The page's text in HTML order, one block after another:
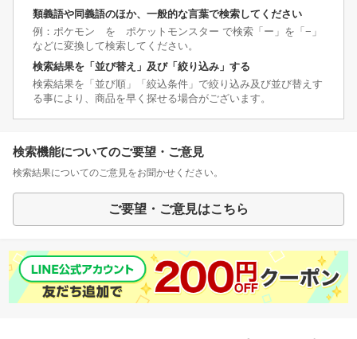
類義語や同義語のほか、一般的な言葉で検索してください
例：ポケモン を ポケットモンスター で検索「ー」を「−」
などに変換して検索してください。
検索結果を「並び替え」及び「絞り込み」する
検索結果を「並び順」「絞込条件」で絞り込み及び並び替えす
る事により、商品を早く探せる場合がございます。
検索機能についてのご要望・ご意見
検索結果についてのご意見をお聞かせください。
ご要望・ご意見はこちら